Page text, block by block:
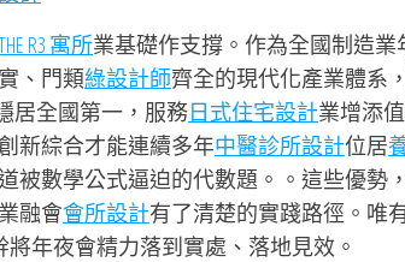
R3 寓所業基礎作支撐。作為全國制造
、門類綠設計師齊全的現代化產業體系
居全國第一，服務日式住宅設計業增添
新綜合才能連續多年中醫診所設計位居
被數學公式逼迫的代數題。。這些優勢
融會會所設計有了清楚的實踐路徑。唯
年夜會精力落到實處、落地見效。